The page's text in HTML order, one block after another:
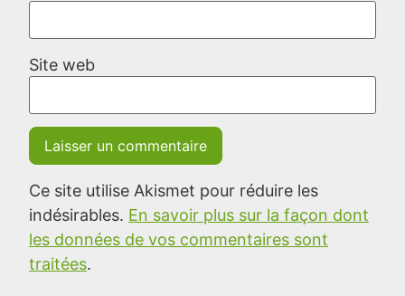
Site web
Ce site utilise Akismet pour réduire les
indésirables. En savoir plus sur la façon dont
les données de vos commentaires sont
traitées.